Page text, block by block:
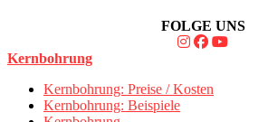
FOLGE UNS
Kernbohrung
Kernbohrung: Preise / Kosten
Kernbohrung: Beispiele